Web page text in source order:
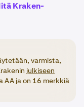
Kraken-
varmista,
julkiseen
AA ja on 16 merkkiä